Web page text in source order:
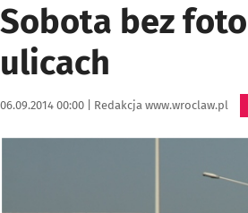
Sobota bez
ulicach
Data publikacji:
06.09.2014 00:00 | Autor:
Redakcja www.wroclaw.pl
Kliknij, aby powiększyć